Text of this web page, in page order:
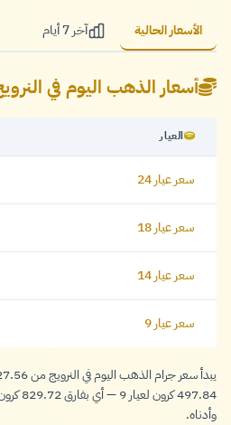
الأسعار الحالية آخر 7 أيام
أسعار الذهب اليوم في
العيار
سعر عيار 24
سعر عيار 18
سعر عيار 14
سعر عيار 9
497.84
وأدناه.